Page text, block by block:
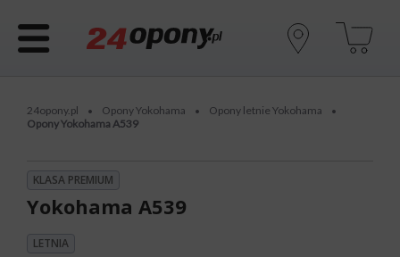
24opony.pl • Opony Yokohama • Opony letnie Yokohama •
Opony Yokohama A539
KLASA PREMIUM
Yokohama A539
LETNIA